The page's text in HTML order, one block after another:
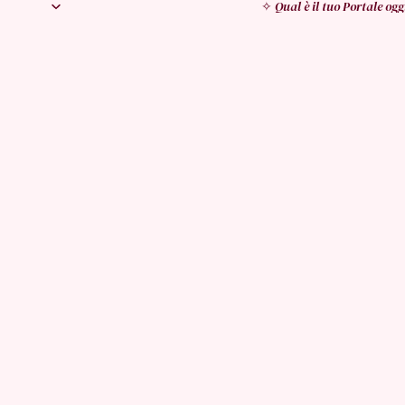
✧ Qual è il tuo Portale